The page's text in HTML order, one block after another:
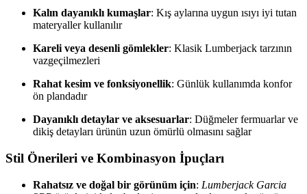
Kalın dayanıklı kumaşlar: Kış aylarına uygun ısıyı iyi tutan
materyaller kullanılır
Kareli veya desenli gömlekler: Klasik Lumberjack tarzının
vazgeçilmezleri
Rahat kesim ve fonksiyonellik: Günlük kullanımda konfor
ön plandadır
Dayanıklı detaylar ve aksesuarlar: Düğmeler fermuarlar ve
dikiş detayları ürünün uzun ömürlü olmasını sağlar
Stil Önerileri ve Kombinasyon İpuçları
Rahatsız ve doğal bir görünüm için: Lumberjack Garcia